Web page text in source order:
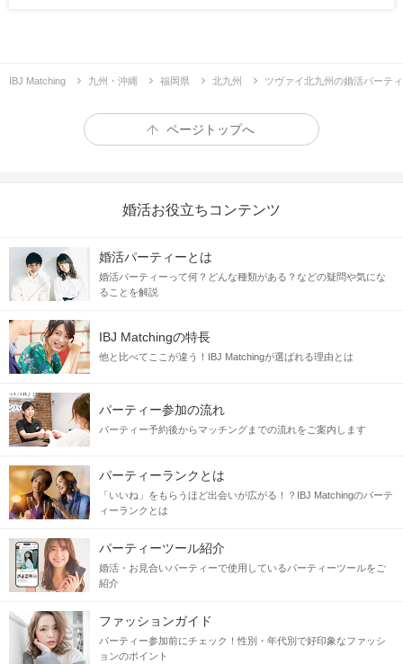
IBJ Matching 九州・沖縄 福岡県 北九州 ツヴァイ北九州の婚活パーテ
ページトップへ
婚活お役立ちコンテンツ
婚活パーティーとは
婚活パーティーって何？どんな種類がある？などの疑問や気にな
ることを解説
IBJ Matchingの特長
他と比べてここが違う！IBJ Matchingが選ばれる理由とは
パーティー参加の流れ
パーティー予約後からマッチングまでの流れをご案内します
パーティーランクとは
「いいね」をもらうほど出会いが広がる！？IBJ Matchingのパーテ
ィーランクとは
パーティーツール紹介
婚活・お見合いパーティーで使用しているパーティーツールをご
紹介
ファッションガイド
パーティー参加前にチェック！性別・年代別で好印象なファッシ
ョンのポイント